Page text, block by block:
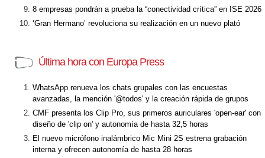
8 empresas pondrán a prueba la “conectividad crítica” en ISE 2026
‘Gran Hermano’ revoluciona su realización en un nuevo plató
Última hora con Europa Press
WhatsApp renueva los chats grupales con las encuestas
avanzadas, la mención '@todos' y la creación rápida de grupos
CMF presenta los Clip Pro, sus primeros auriculares 'open-ear' con
diseño de 'clip on' y autonomía de hasta 32,5 horas
El nuevo micrófono inalámbrico Mic Mini 2S estrena grabación
interna y ofrecen autonomía de hasta 28 horas